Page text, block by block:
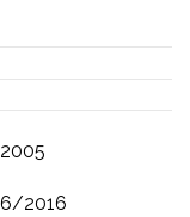
2016